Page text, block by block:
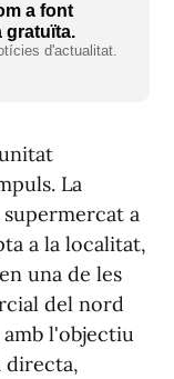
a font
gratuïta.
d'actualitat.
La
a
a la localitat,
una de les
del nord
l'objectiu
directa,